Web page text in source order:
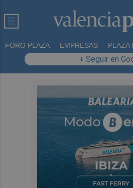
FORO PLAZA EMPRESAS PLAZA
+ Seguir en